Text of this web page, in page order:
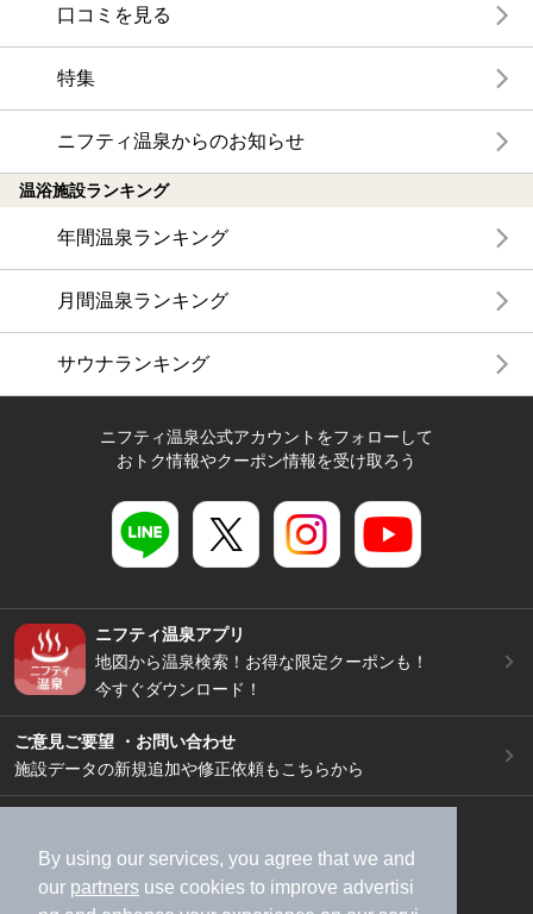
By using our services, you agree that we and
our partners use cookies to improve advertisi
口コミを見る
特集
ニフティ温泉からのお知らせ
温浴施設ランキング
年間温泉ランキング
月間温泉ランキング
サウナランキング
ニフティ温泉公式アカウントをフォローして
おトク情報やクーポン情報を受け取ろう
ニフティ温泉アプリ
地図から温泉検索！お得な限定クーポンも！
今すぐダウンロード！
ご意見ご要望 ・お問い合わせ
施設データの新規追加や修正依頼もこちらから
加盟店募集（資料請求）
広告出稿のご案内
利用規約
ライフスタイルMEMBERS+規約